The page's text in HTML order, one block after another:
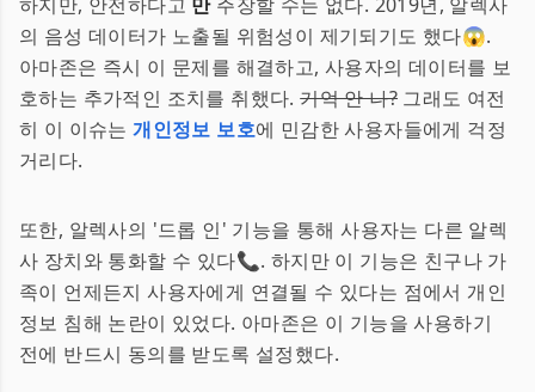
의 음성 데이터가 노출될 위험성이 제기되기도 했다😱.
아마존은 즉시 이 문제를 해결하고, 사용자의 데이터를 보
호하는 추가적인 조치를 취했다.기억 안 나? 그래도 여전
히 이 이슈는개인정보 보호에 민감한 사용자들에게 걱정
거리다.
또한, 알렉사의 '드롭 인' 기능을 통해 사용자는 다른 알렉
사 장치와 통화할 수 있다📞. 하지만 이 기능은 친구나 가
족이 언제든지 사용자에게 연결될 수 있다는 점에서 개인
정보 침해 논란이 있었다. 아마존은 이 기능을 사용하기
전에 반드시 동의를 받도록 설정했다.